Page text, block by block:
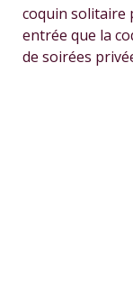
coquin solitaire
entrée que la
de soirées